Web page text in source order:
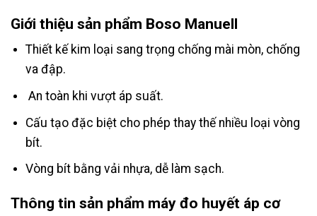
Giới thiệu sản phẩm Boso Manuell
Thiết kế kim loại sang trọng chống mài mòn, chống
va đập.
An toàn khi vượt áp suất.
Cấu tạo đặc biệt cho phép thay thế nhiều loại vòng
bít.
Vòng bít bằng vải nhựa, dễ làm sạch.
Thông tin sản phẩm máy đo huyết áp cơ